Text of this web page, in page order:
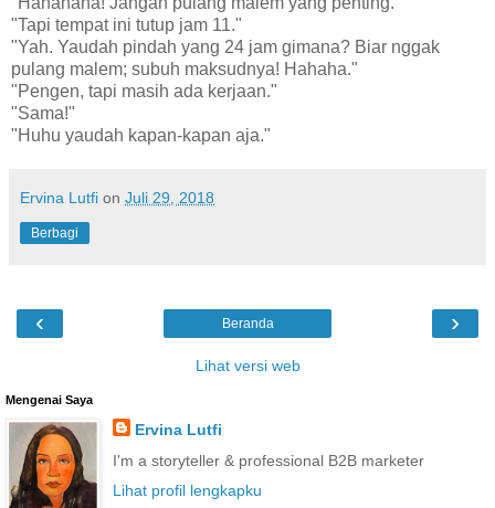
"Tapi tempat ini tutup jam 11."
"Yah. Yaudah pindah yang 24 jam gimana? Biar nggak
pulang malem; subuh maksudnya! Hahaha."
"Pengen, tapi masih ada kerjaan."
"Sama!"
"Huhu yaudah kapan-kapan aja."
Ervina Lutfi on Juli 29, 2018
Berbagi
‹ ›
Beranda
Lihat versi web
Mengenai Saya
Ervina Lutfi
I'm a storyteller & professional B2B marketer
Lihat profil lengkapku